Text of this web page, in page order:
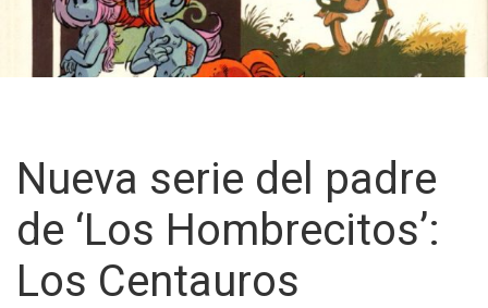
Nueva serie del padre
de ‘Los Hombrecitos’:
Los Centauros